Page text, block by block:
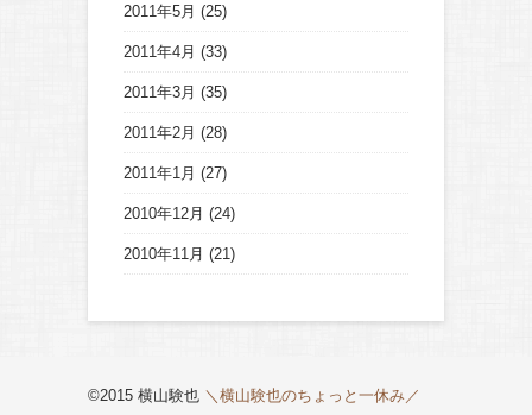
2011年5月 (25)
2011年4月 (33)
2011年3月 (35)
2011年2月 (28)
2011年1月 (27)
2010年12月 (24)
2010年11月 (21)
©2015 横山験也 ＼横山験也のちょっと一休み／